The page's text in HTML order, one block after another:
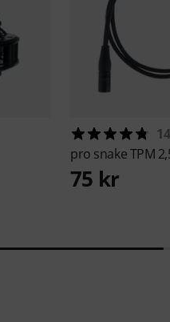
pro snakeTPM
75 kr